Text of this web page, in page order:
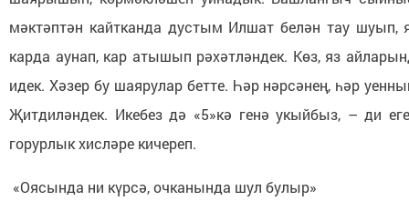
мәктәптән кайтканда дустым Илшат белән тау шуып,
карда аунап, кар атышып рәхәтләндек. Көз, яз
идек. Хәзер бу шаярулар бетте. Һәр нәрсәнең, һәр
Җитдиләндек. Икебез дә «5»кә генә укыйбыз, – ди
горурлык хисләре кичереп.
«Оясында ни күрсә, очканында шул булыр»